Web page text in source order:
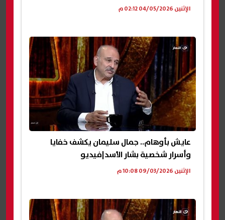
الإثنين 04/05/2026 02:12 م
عايش بأوهام.. جمال سليمان يكشف خفايا
وأسرار شخصية بشار الأسد|فيديو
الإثنين 09/03/2026 10:08 م